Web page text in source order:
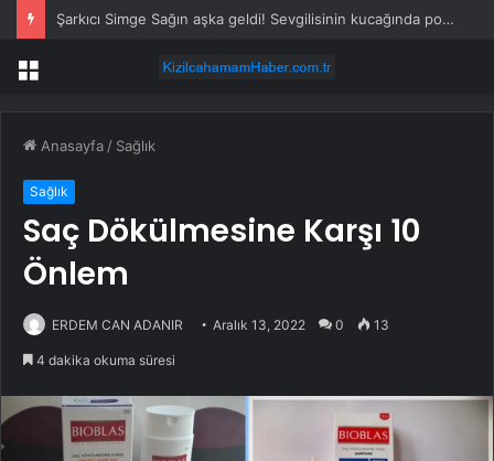
Şarkıcı Simge Sağın aşka geldi! Sevgilisinin kucağında poz verdi
Menü
Anasayfa / Sağlık
Sağlık
Saç Dökülmesine Karşı 10
Önlem
ERDEM CAN ADANIR Aralık 13, 2022 0 13
4 dakika okuma süresi